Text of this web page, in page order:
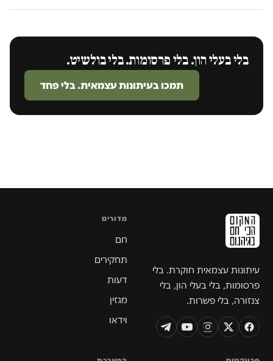
בלי בעלי הון. בלי פרסומות. בלי בולשיט.
תמכו בעיתונות עצמאית. בלי פחד
עיתונות עצמאית חוקרת. בלי
פרסומות, בלי בעלי הון, בלי
צנזורה, בלי פשרות.
מדורים
חם
תחקירים
דעות
מגזין
וידאו